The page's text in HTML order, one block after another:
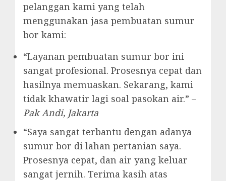
pelanggan kami yang telah
menggunakan jasa pembuatan sumur
bor kami:
“Layanan pembuatan sumur bor ini
sangat profesional. Prosesnya cepat dan
hasilnya memuaskan. Sekarang, kami
tidak khawatir lagi soal pasokan air.” –
Pak Andi, Jakarta
“Saya sangat terbantu dengan adanya
sumur bor di lahan pertanian saya.
Prosesnya cepat, dan air yang keluar
sangat jernih. Terima kasih atas